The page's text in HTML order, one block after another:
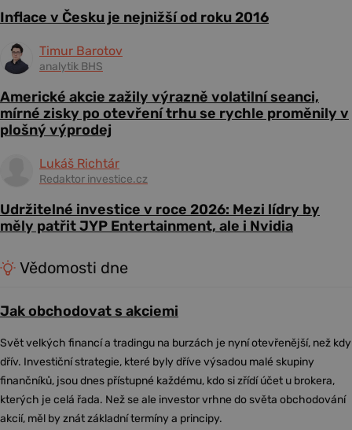
Inflace v Česku je nejnižší od roku 2016
Timur Barotov
analytik BHS
Americké akcie zažily výrazně volatilní seanci,
mírné zisky po otevření trhu se rychle proměnily v
plošný výprodej
Lukáš Richtár
Redaktor investice.cz
Udržitelné investice v roce 2026: Mezi lídry by
měly patřit JYP Entertainment, ale i Nvidia
Vědomosti dne
Jak obchodovat s akciemi
Svět velkých financí a tradingu na burzách je nyní otevřenější, než kdy
dřív. Investiční strategie, které byly dříve výsadou malé skupiny
finančníků, jsou dnes přístupné každému, kdo si zřídí účet u brokera,
kterých je celá řada. Než se ale investor vrhne do světa obchodování
akcií, měl by znát základní termíny a principy.